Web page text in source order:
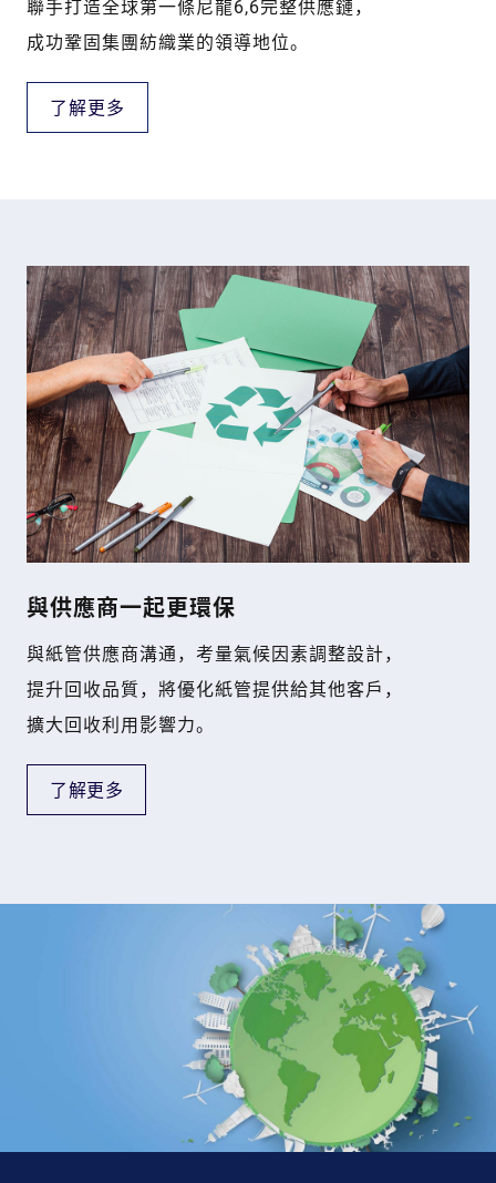
聯手打造全球第一條尼龍6,6完整供應鏈，
成功鞏固集團紡織業的領導地位。
了解更多
與供應商一起更環保
與紙管供應商溝通，考量氣候因素調整設計，
提升回收品質，將優化紙管提供給其他客戶，
擴大回收利用影響力。
了解更多